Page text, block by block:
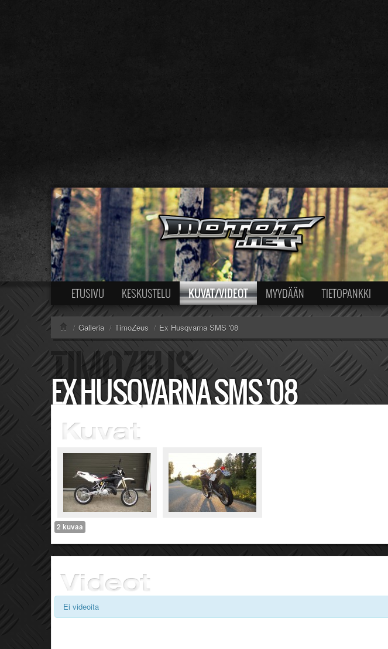
ETUSIVU KESKUSTELU KUVAT/VIDEOT MYYDÄÄN TIETOPANKKI
/ Galleria / TimoZeus / Ex Husqvarna SMS '08
EX HUSQVARNA SMS '08
2 kuvaa
Ei videoita